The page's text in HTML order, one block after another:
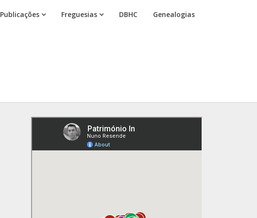
Publicações Freguesias DBHC Genealogias